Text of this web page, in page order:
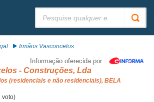
Irmãos Vasconcelos ...
Informação oferecida por
- Construções, Lda
(residenciais e não residenciais), BELA
voto)